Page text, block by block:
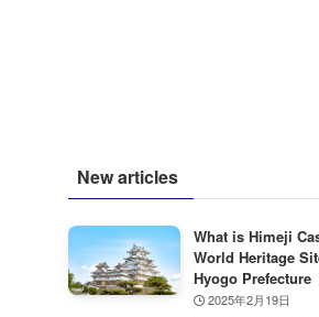
New articles
What is Himeji
World Heritage
Hyogo Prefecture
2025年2月19日